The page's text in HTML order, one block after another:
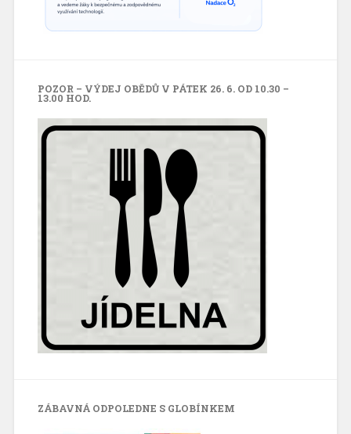
POZOR – VÝDEJ OBĚDŮ V PÁTEK 26. 6. OD 10.30 –
13.00 HOD.
ZÁBAVNÁ ODPOLEDNE S GLOBÍNKEM